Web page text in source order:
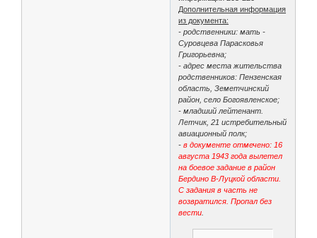
Дополнительная информация
из документа:
- родственники: мать -
Суровцева Парасковья
Григорьевна;
- адрес места жительства
родственников: Пензенская
область, Земетчинский
район, село Богоявленское;
- младший лейтенант.
Летчик, 21 истребительный
авиационный полк;
-в документе отмечено: 16
августа 1943 года вылетел
на боевое задание в район
Бердино В-Луцкой области.
С задания в часть не
возвратился. Пропал без
вести